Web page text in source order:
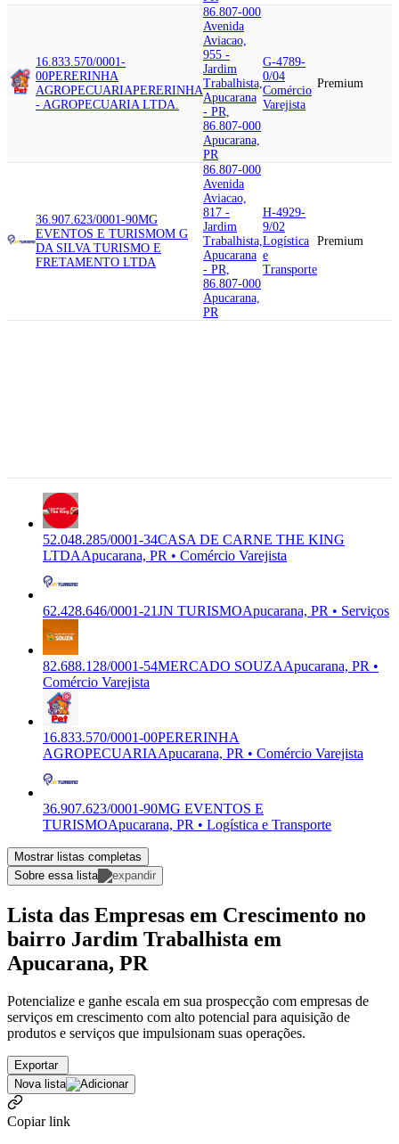
16.833.570/0001-
00PERERINHA
AGROPECUARIAPERERINHA
- AGROPECUARIA LTDA.
86.807-000
Avenida
Aviacao,
955 -
Jardim
Trabalhista,
Apucarana
- PR,
86.807-000
Apucarana,
PR
G-4789-
0/04
Comércio
Varejista
Premium
36.907.623/0001-90MG
EVENTOS E TURISMOM G
DA SILVA TURISMO E
FRETAMENTO LTDA
86.807-000
Avenida
Aviacao,
817 -
Jardim
Trabalhista,
Apucarana
- PR,
86.807-000
Apucarana,
PR
H-4929-
9/02
Logística
e
Transporte
Premium
52.048.285/0001-34CASA DE CARNE THE KING
LTDAApucarana, PR • Comércio Varejista
62.428.646/0001-21JN TURISMOApucarana, PR • Serviços
82.688.128/0001-54MERCADO SOUZAApucarana, PR •
Comércio Varejista
16.833.570/0001-00PERERINHA
AGROPECUARIAApucarana, PR • Comércio Varejista
36.907.623/0001-90MG EVENTOS E
TURISMOApucarana, PR • Logística e Transporte
Mostrar listas completas
Sobre essa lista
Lista das Empresas em Crescimento no
bairro Jardim Trabalhista em
Apucarana, PR
Potencialize e ganhe escala em sua prospecção com empresas de
serviços em crescimento com alto potencial para aquisição de
produtos e serviços que impulsionam suas operações.
Exportar
Nova lista
Copiar link